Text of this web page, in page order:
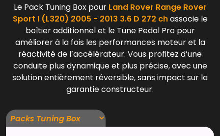
Le Pack Tuning Box pour Land Rover Range Rover
Sport I (L320) 2005 - 2013 3.6 D 272 chassocie le
boîtier additionnel et le Tune Pedal Pro pour
améliorer à la fois les performances moteur et la
réactivité de l’accélérateur. Vous profitez d’une
conduite plus dynamique et plus précise, avec une
solution entièrement réversible, sans impact sur la
garantie constructeur.